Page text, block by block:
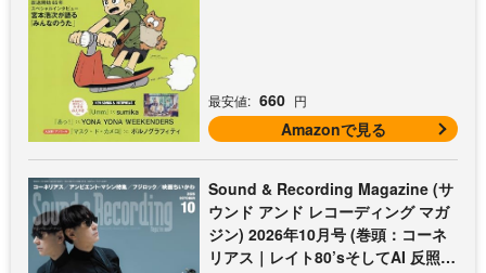
最安値: 660 円
Amazonで見る
Sound & Recording Magazine (サ
ウンド アンド レコーディング マガ
ジン) 2026年10月号 (巻頭：コーネ
リアス｜レイト80’sそしてAI 反照す